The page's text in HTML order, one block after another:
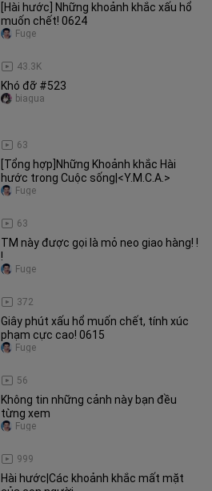
[Hài hước] Những khoảnh khắc xấu hổ
muốn chết! 0624
43.3K
Fuge
Khó đỡ #523
63
biagua
[Tổng hợp]Những Khoảnh khắc Hài
hước trong Cuộc sống|<Y.M.C.A.>
63
Fuge
TM này được gọi là mỏ neo giao hàng! !
!
372
Fuge
Giây phút xấu hổ muốn chết, tính xúc
phạm cực cao! 0615
56
Fuge
Không tin những cảnh này bạn đều
từng xem
999
Fuge
Hài hước|Các khoảnh khắc mất mặt